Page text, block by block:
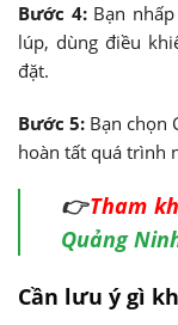
Bước 4:Bạn nhấp
lúp, dùng điều
đặt.
Bước 5: Bạn chọn
hoàn tất quá trình
👉Tham
Quảng
Cần lưu ý gì